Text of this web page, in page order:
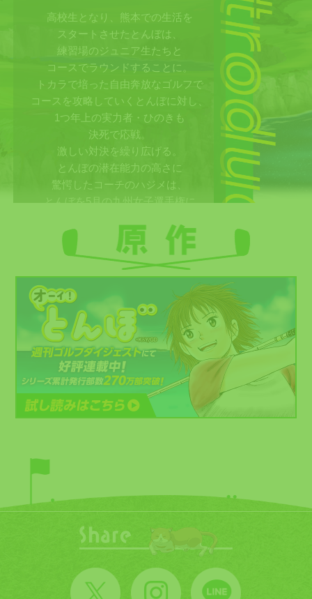
高校生となり、熊本での生活を
スタートさせたとんぼは、
練習場のジュニア生たちと
コースでラウンドすることに。
トカラで培った自由奔放なゴルフで
コースを攻略していくとんぼに対し、
1つ年上の実力者・ひのきも
決死で応戦。
激しい対決を繰り広げる。
とんぼの潜在能力の高さに
驚愕したコーチのハジメは、
とんぼを5月の九州女子選手権に
島で一緒にラウンドしたつぶらや、
熊本で出会ったひのきなど、
ゴルフを通じて、
とんぼがさらに大きく
羽ばたいていく！